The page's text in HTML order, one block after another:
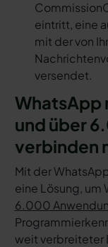
eintritt, eine
mit der von
versendet.
WhatsApp
und über
verbinden
Mit der
eine Lösung, um
6.000
weit verbreiteter